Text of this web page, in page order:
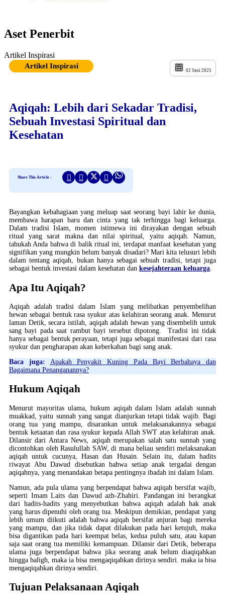
Aset Penerbit
Artikel Inspirasi
Artikel Inspirasi
02 Juni 2025
Aqiqah: Lebih dari Sekadar Tradisi,
Sebuah Investasi Spiritual dan
Kesehatan
Share This Article :
Bayangkan kebahagiaan yang meluap saat seorang bayi lahir ke dunia,
membawa harapan baru dan cinta yang tak terhingga bagi keluarga.
Dalam tradisi Islam, momen istimewa ini dirayakan dengan sebuah
ritual yang sarat makna dan nilai spiritual, yaitu aqiqah. Namun,
tahukah Anda bahwa di balik ritual ini, terdapat manfaat kesehatan yang
signifikan yang mungkin belum banyak disadari? Mari kita telusuri lebih
dalam tentang aqiqah, bukan hanya sebagai sebuah tradisi, tetapi juga
sebagai bentuk investasi dalam kesehatan dan kesejahteraan keluarga.
Apa Itu Aqiqah?
Aqiqah adalah tradisi dalam Islam yang melibatkan penyembelihan
hewan sebagai bentuk rasa syukur atas kelahiran seorang anak. Menurut
laman Detik, secara istilah, aqiqah adalah hewan yang disembelih untuk
sang bayi pada saat rambut bayi tersebut dipotong. Tradisi ini tidak
hanya sebagai bentuk perayaan, tetapi juga sebagai manifestasi dari rasa
syukur dan pengharapan akan keberkahan bagi sang anak.
Baca juga:
Apakah Penyakit Kuning Pada Bayi Berbahaya dan
Bagaimana Penanganannya?
Hukum Aqiqah
Menurut mayoritas ulama, hukum aqiqah dalam Islam adalah sunnah
muakkad, yaitu sunnah yang sangat dianjurkan tetapi tidak wajib. Bagi
orang tua yang mampu, disarankan untuk melaksanakannya sebagai
bentuk ketaatan dan rasa syukur kepada Allah SWT atas kelahiran anak.
Dilansir dari Antara News, aqiqah merupakan salah satu sunnah yang
dicontohkan oleh Rasulullah SAW, di mana beliau sendiri melaksanakan
aqiqah untuk cucunya, Hasan dan Husain. Selain itu, dalam hadits
riwayat Abu Dawud disebutkan bahwa setiap anak tergadai dengan
aqiqahnya, yang menandakan betapa pentingnya ibadah ini dalam Islam.
Namun, ada pula ulama yang berpendapat bahwa aqiqah bersifat wajib,
seperti Imam Laits dan Dawud azh-Zhahiri. Pandangan ini berangkat
dari hadits-hadits yang menyebutkan bahwa aqiqah adalah hak anak
yang harus dipenuhi oleh orang tua. Meskipun demikian, pendapat yang
lebih umum diikuti adalah bahwa aqiqah bersifat anjuran bagi mereka
yang mampu, dan jika tidak dapat dilakukan pada hari ketujuh, maka
bisa digantikan pada hari keempat belas, kedua puluh satu, atau kapan
saja saat orang tua memiliki kemampuan. Dilansir dari Detik, beberapa
ulama juga berpendapat bahwa jika seorang anak belum diaqiqahkan
hingga baligh, maka ia bisa mengaqiqahkan dirinya sendiri. maka ia bisa
mengaqiqahkan dirinya sendiri.
Tujuan Pelaksanaan Aqiqah